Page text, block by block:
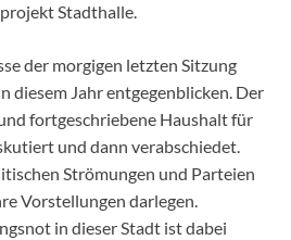
Stadthalle.
der morgigen letzten Sitzung
diesem Jahr entgegenblicken. Der
fortgeschriebene Haushalt für
und dann verabschiedet.
Strömungen und Parteien
Vorstellungen darlegen.
in dieser Stadt ist dabei